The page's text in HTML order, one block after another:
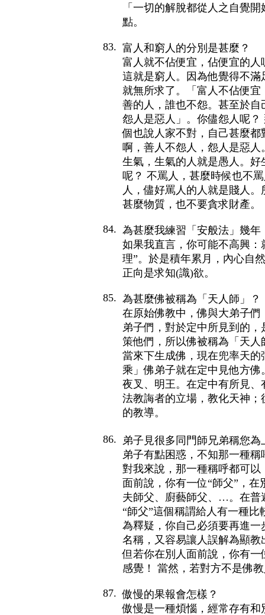
「一切的解脫都從人之自覺
點。
83. 富人和窮人的分別是甚麼？
富人就不佔便宜，佔便宜的
這就是窮人。因為他覺得不
就無所求了。「富人不佔便
善的人，誰也不怨。甚至於
怨人是惡人」。你儘怨人呢
個也說人家不對，自己甚麼
啊，善人不怨人，怨人是惡
生氣，生氣的人就是愚人。
呢？ 不罵人，甚麼時候也不
人，儘好罵人的人就是賤人
甚麼物質，也不要貪求財產。
84. 為甚麼我練習「安般法」幾
如果我直言，你可能不高興：
理”。於是積年累月，內心自
正向是求知(識)欲。
85. 為甚麼佛被稱為「天人師」？
在原始佛教中，佛與大弟子
弟子們，對於定中所見到的
策他們，所以佛被稱為「天
當來下生成佛，現在兜率天的
乘」佛弟子就在定中見他方
夜叉、明王。在定中有所見
法教誨者的立場，教化天神
的教導。
86. 弟子見很多同門師兄弟稱您
弟子有點困惑，不知那一種
對我來說，那一種稱呼都可
面前說，你有一位“師父”，
夫師父、廚藝師父、…。在普
“師父”這個稱謂給人有一種
為釋疑，你自己必須要再進一
名稱，又容易讓人誤解為顯教
但若你在別人面前說，你有一
感覺！ 當然，若對方不是佛
87. 傲慢的果報會怎樣？
傲慢是一種煩惱，經常存有